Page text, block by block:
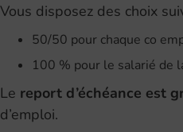
Vous disposez des choix
50/50 pour chaque co
100 % pour le salarié de
Le report d’échéance est
d’emploi.